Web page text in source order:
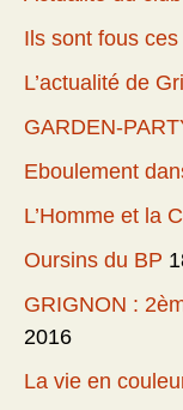
Ils sont fous
L’actualité de
GARDEN-
Eboulement
L’Homme et la
Oursins du BP
GRIGNON :
2016
La vie en